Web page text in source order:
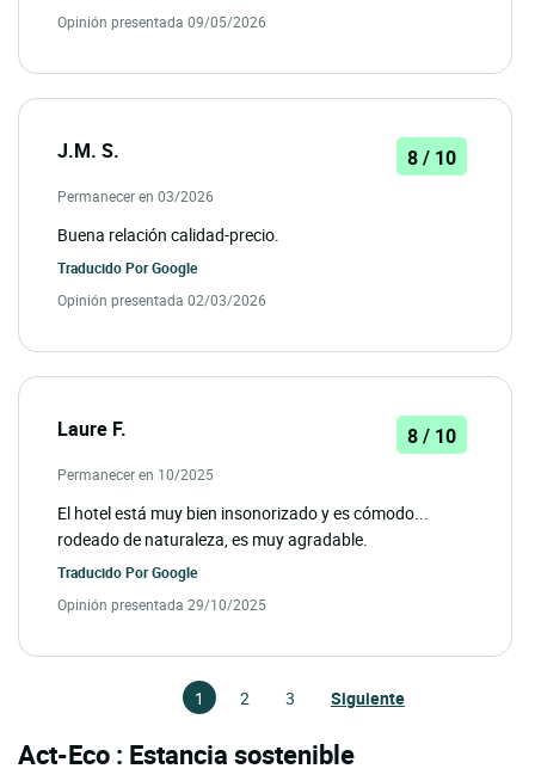
Opinión presentada 09/05/2026
J.M. S. 8 / 10
Permanecer en 03/2026
Buena relación calidad-precio.
Traducido PorGoogle
Opinión presentada 02/03/2026
Laure F. 8 / 10
Permanecer en 10/2025
El hotel está muy bien insonorizado y es cómodo...
rodeado de naturaleza, es muy agradable.
Traducido PorGoogle
Opinión presentada 29/10/2025
1 2 3 Siguiente
Act-Eco : Estancia sostenible